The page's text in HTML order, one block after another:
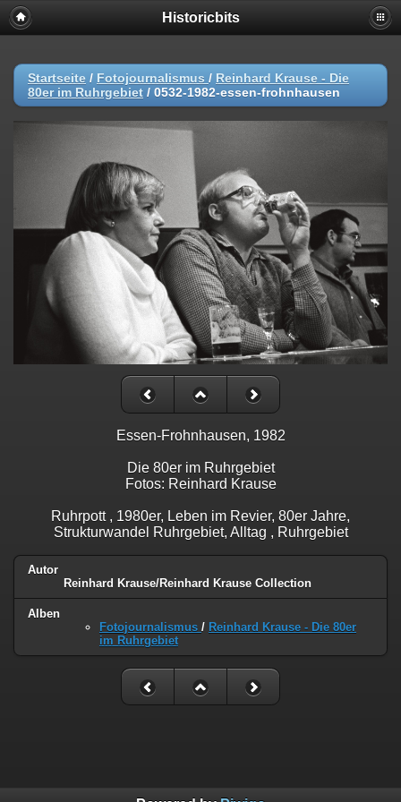
Historicbits
Startseite / Fotojournalismus / Reinhard Krause - Die
80er im Ruhrgebiet / 0532-1982-essen-frohnhausen
Essen-Frohnhausen, 1982
Die 80er im Ruhrgebiet
Fotos: Reinhard Krause
Ruhrpott , 1980er, Leben im Revier, 80er Jahre,
Strukturwandel Ruhrgebiet, Alltag , Ruhrgebiet
Autor
Reinhard Krause/Reinhard Krause Collection
Alben
Fotojournalismus / Reinhard Krause - Die 80er
im Ruhrgebiet